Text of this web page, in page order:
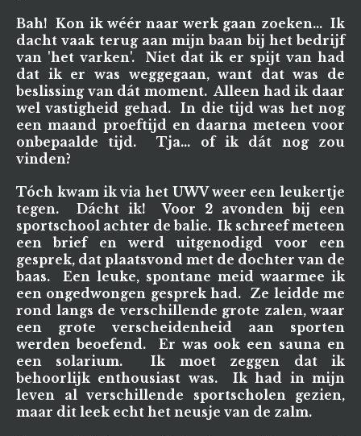
Bah! Kon ik wéér naar werk gaan zoeken... Ik
dacht vaak terug aan mijn baan bij het bedrijf
van 'het varken'. Niet dat ik er spijt van had
dat ik er was weggegaan, want dat was de
beslissing van dát moment. Alleen had ik daar
wel vastigheid gehad. In die tijd was het nog
een maand proeftijd en daarna meteen voor
onbepaalde tijd. Tja... of ik dát nog zou
vinden?
Tóch kwam ik via het UWV weer een leukertje
tegen. Dácht ik! Voor 2 avonden bij een
sportschool achter de balie. Ik schreef meteen
een brief en werd uitgenodigd voor een
gesprek, dat plaatsvond met de dochter van de
baas. Een leuke, spontane meid waarmee ik
een ongedwongen gesprek had. Ze leidde me
rond langs de verschillende grote zalen, waar
een grote verscheidenheid aan sporten
werden beoefend. Er was ook een sauna en
een solarium. Ik moet zeggen dat ik
behoorlijk enthousiast was. Ik had in mijn
leven al verschillende sportscholen gezien,
maar dit leek echt het neusje van de zalm.